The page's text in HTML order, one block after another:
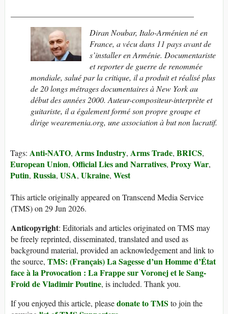
Diran Noubar, Italo-Arménien né en
France, a vécu dans 11 pays avant de
s’installer en Arménie. Documentariste
et reporter de guerre de renommée
mondiale, salué par la critique, il a produit et réalisé plus
de 20 longs métrages documentaires à New York au
début des années 2000. Auteur-compositeur-interprète et
guitariste, il a également formé son propre groupe et
dirige wearemenia.org, une association à but non lucratif.
Tags: Anti-NATO, Arms Industry, Arms Trade, BRICS,
European Union, Official Lies and Narratives, Proxy War,
Putin, Russia, USA, Ukraine, West
This article originally appeared on Transcend Media Service
(TMS) on 29 Jun 2026.
Anticopyright: Editorials and articles originated on TMS may
be freely reprinted, disseminated, translated and used as
background material, provided an acknowledgement and link to
the source, TMS: (Français) La Sagesse d’un Homme d’État
face à la Provocation : La Frappe sur Voronej et le Sang-
Froid de Vladimir Poutine, is included. Thank you.
If you enjoyed this article, pleasedonate to TMS to join the